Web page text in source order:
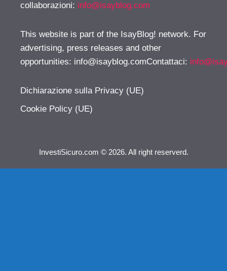
collaborazioni: info@isayblog.com
This website is part of the IsayBlog! network. For
advertising, press releases and other
opportunities: info@isayblog.comContattaci:
Dichiarazione sulla Privacy (UE)
Cookie Policy (UE)
InvestiSicuro.com © 2026. All right reserverd.